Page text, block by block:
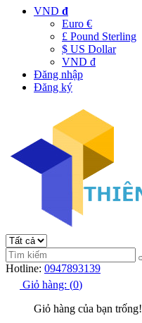
VND đ
Euro €
£ Pound Sterling
$ US Dollar
VND đ
Đăng nhập
Đăng ký
Hotline: 0947893139
Giỏ hàng: (0)
Giỏ hàng của bạn trống!